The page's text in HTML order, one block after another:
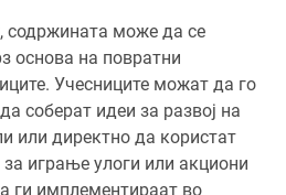
содржината може да се
основа на повратни
Учесниците можат да го
соберат идеи за развој на
или директно да користат
играње улоги или акциони
ги имплементираат во